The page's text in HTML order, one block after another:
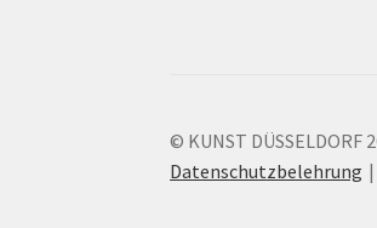
© KUNST DÜSSELDORF
Datenschutzbelehrung